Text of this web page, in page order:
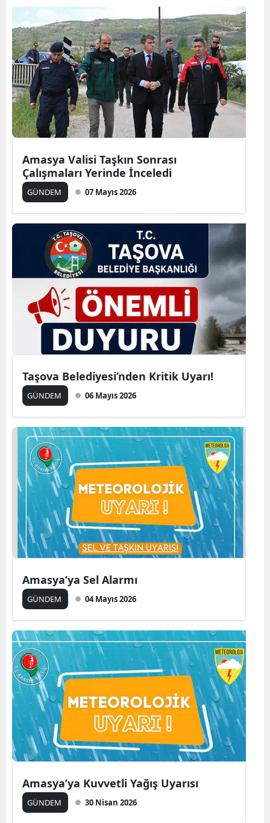
Amasya Valisi Taşkın Sonrası
Çalışmaları Yerinde İnceledi
GÜNDEM 07 Mayıs 2026
Taşova Belediyesi’nden Kritik Uyarı!
GÜNDEM 06 Mayıs 2026
Amasya’ya Sel Alarmı
GÜNDEM 04 Mayıs 2026
Amasya’ya Kuvvetli Yağış Uyarısı
GÜNDEM 30 Nisan 2026